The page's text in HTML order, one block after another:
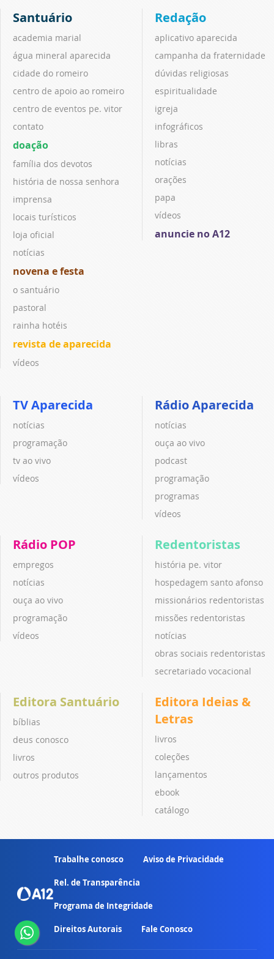
Santuário
academia marial
água mineral aparecida
cidade do romeiro
centro de apoio ao romeiro
centro de eventos pe. vitor
contato
doação
família dos devotos
história de nossa senhora
imprensa
locais turísticos
loja oficial
notícias
novena e festa
o santuário
pastoral
rainha hotéis
revista de aparecida
vídeos
Redação
aplicativo aparecida
campanha da fraternidade
dúvidas religiosas
espiritualidade
igreja
infográficos
libras
notícias
orações
papa
vídeos
anuncie no A12
TV Aparecida
notícias
programação
tv ao vivo
vídeos
Rádio Aparecida
notícias
ouça ao vivo
podcast
programação
programas
vídeos
Rádio POP
empregos
notícias
ouça ao vivo
programação
vídeos
Redentoristas
história pe. vitor
hospedagem santo afonso
missionários redentoristas
missões redentoristas
notícias
obras sociais redentoristas
secretariado vocacional
Editora Santuário
bíblias
deus conosco
livros
outros produtos
Editora Ideias &
Letras
livros
coleções
lançamentos
ebook
catálogo
Trabalhe conosco Aviso de Privacidade
Rel. de Transparência
Programa de Integridade
Direitos Autorais Fale Conosco